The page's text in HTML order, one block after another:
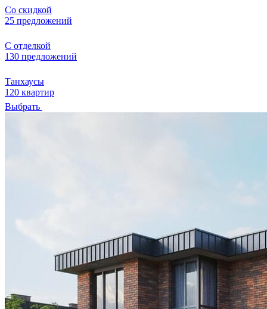
Со скидкой
25 предложений
С отделкой
130 предложений
Танхаусы
120 квартир
Выбрать